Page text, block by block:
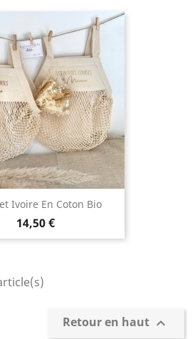
Ivoire En Coton Bio
Prix
14,50 €
Retour en haut 